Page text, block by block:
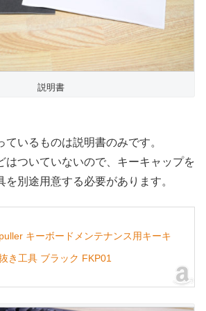
説明書
いるものは説明書のみです。
はついていないので、キーキャップを
別途用意する必要があります。
キーボードメンテナンス用キーキ
き工具 ブラック FKP01